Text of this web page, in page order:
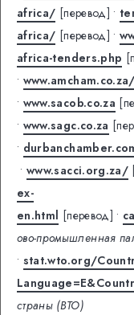
africa/ [перевод] •
africa/ [перевод] •
africa-tenders.php
• www.amcham.co.za/
• www.sacob.co.za
• www.sagc.co.za
•
•www.sacci.org.za/
ex-
en.html [перевод] •
ово-промышленная
• stat.wto.org/
страны (ВТО)